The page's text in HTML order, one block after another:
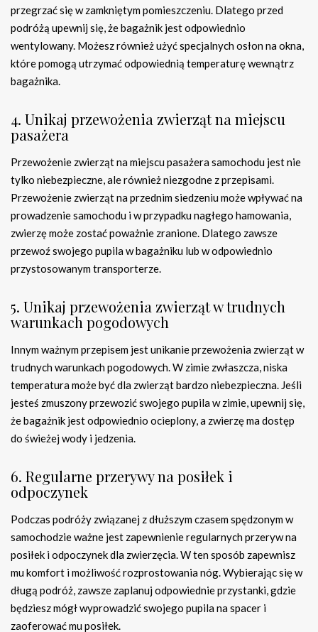
przegrzać się w zamkniętym pomieszczeniu. Dlatego przed
podróżą upewnij się, że bagażnik jest odpowiednio
wentylowany. Możesz również użyć specjalnych osłon na okna,
które pomogą utrzymać odpowiednią temperaturę wewnątrz
bagażnika.
4. Unikaj przewożenia zwierząt na miejscu
pasażera
Przewożenie zwierząt na miejscu pasażera samochodu jest nie
tylko niebezpieczne, ale również niezgodne z przepisami.
Przewożenie zwierząt na przednim siedzeniu może wpływać na
prowadzenie samochodu i w przypadku nagłego hamowania,
zwierzę może zostać poważnie zranione. Dlatego zawsze
przewoź swojego pupila w bagażniku lub w odpowiednio
przystosowanym transporterze.
5. Unikaj przewożenia zwierząt w trudnych
warunkach pogodowych
Innym ważnym przepisem jest unikanie przewożenia zwierząt w
trudnych warunkach pogodowych. W zimie zwłaszcza, niska
temperatura może być dla zwierząt bardzo niebezpieczna. Jeśli
jesteś zmuszony przewozić swojego pupila w zimie, upewnij się,
że bagażnik jest odpowiednio ocieplony, a zwierzę ma dostęp
do świeżej wody i jedzenia.
6. Regularne przerywy na posiłek i
odpoczynek
Podczas podróży związanej z dłuższym czasem spędzonym w
samochodzie ważne jest zapewnienie regularnych przeryw na
posiłek i odpoczynek dla zwierzęcia. W ten sposób zapewnisz
mu komfort i możliwość rozprostowania nóg. Wybierając się w
długą podróż, zawsze zaplanuj odpowiednie przystanki, gdzie
będziesz mógł wyprowadzić swojego pupila na spacer i
zaoferować mu posiłek.